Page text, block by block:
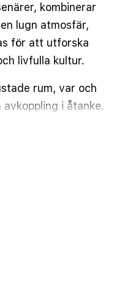
kombinerar
lugn atmosfär,
för att utforska
livfulla kultur.
rum, var och
i åtanke.
och
Alla
gratis Wi-